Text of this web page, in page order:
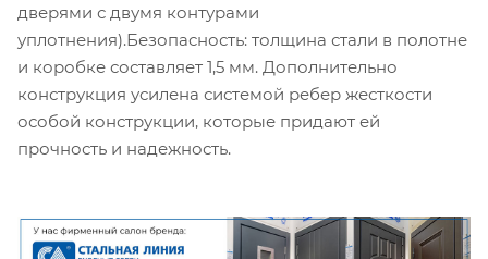
дверями с двумя контурами
уплотнения).Безопасность: толщина стали в полотне
и коробке составляет 1,5 мм. Дополнительно
конструкция усилена системой ребер жесткости
особой конструкции, которые придают ей
прочность и надежность.